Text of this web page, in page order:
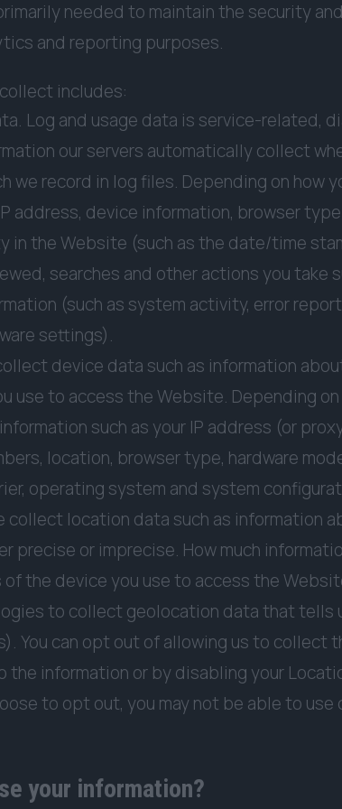
needed to maintain the security
and reporting purposes.
includes:
Log and usage data is service-related,
our servers automatically collect
we record in log files. Depending on how
address, device information, browser
in the Website (such as the date/time
searches and other actions you take
(such as system activity, error
settings).
device data such as information
use to access the Website. Depending
such as your IP address (or
location, browser type, hardware
operating system and system
collect location data such as information
precise or imprecise. How much
the device you use to access the
to collect geolocation data that tells
You can opt out of allowing us to collect
the information or by disabling your
to opt out, you may not be able to
your information?